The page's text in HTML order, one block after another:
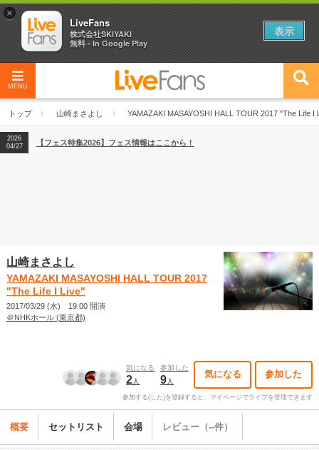
MENU
トップ 山崎まさよし YAMAZAKI MASAYOSHI HALL TOUR 2017 "The Life I
2026
04/27
2026
【ライブ動員ランキング】2026年上半期編発表！
2026
04/27
【フェス特集2026】フェス情報はここから！
山崎まさよし
YAMAZAKI MASAYOSHI HALL TOUR 2017
"The Life I Live"
2017/03/29 (水) 19:00 開演
＠NHKホール (東京都)
気になる
2人
参加した
9人
気になる 参加した
参加する(した)を登録すると、マイページでライブを管理できます
概要 セットリスト 会場 レビュー（--件）
×
LiveFans
株式会社SKIYAKI
無料 - In Google Play
表示